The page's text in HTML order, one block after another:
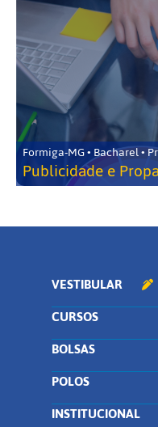
Formiga-MG • Bacharel •
Publicidade e
VESTIBULAR
CURSOS
BOLSAS
POLOS
INSTITUCIONAL